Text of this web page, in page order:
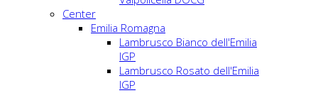
Center
Emilia Romagna
Lambrusco Bianco dell'Emilia
IGP
Lambrusco Rosato dell'Emilia
IGP